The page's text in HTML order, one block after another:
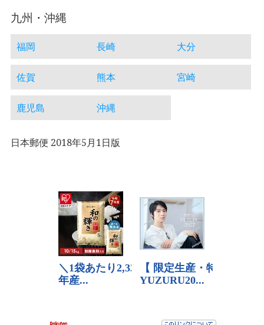
九州・沖縄
福岡 長崎 大分
佐賀 熊本 宮崎
鹿児島 沖縄
日本郵便 2018年5月1日版